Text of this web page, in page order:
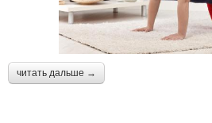
читать дальше →